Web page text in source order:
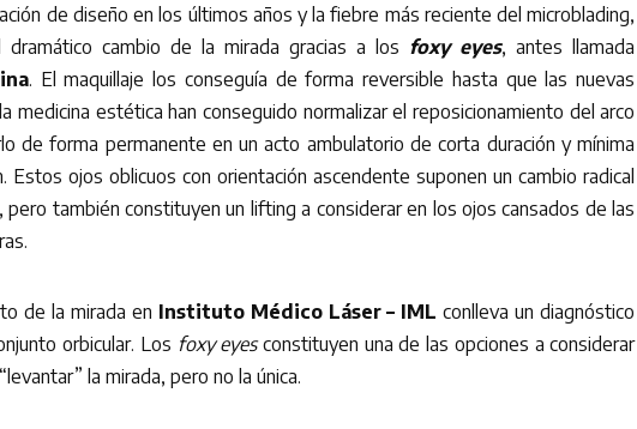
de diseño en los últimos años y la fiebre más reciente del microblading,
dramático cambio de la mirada gracias a los foxy eyes, antes llamada
. El maquillaje los conseguía de forma reversible hasta que las nuevas
medicina estética han conseguido normalizar el reposicionamiento del arco
de forma permanente en un acto ambulatorio de corta duración y mínima
Estos ojos oblicuos con orientación ascendente suponen un cambio radical
pero también constituyen un lifting a considerar en los ojos cansados de las
de la mirada en Instituto Médico Láser – IML conlleva un diagnóstico
orbicular. Los foxy eyesconstituyen una de las opciones a considerar
la mirada, pero no la única.